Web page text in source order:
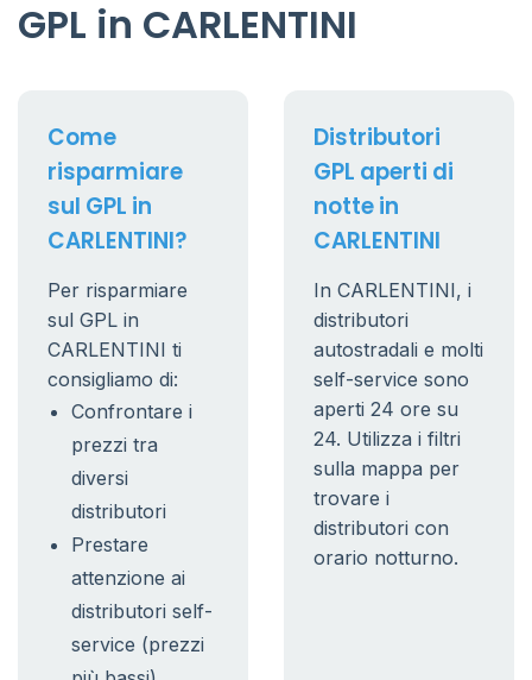
GPL in CARLENTINI
Come
risparmiare
sul GPL in
CARLENTINI?
Per risparmiare
sul GPL in
CARLENTINI ti
consigliamo di:
Confrontare i
prezzi tra
diversi
distributori
Prestare
attenzione ai
distributori self-
service (prezzi
Distributori
GPL aperti di
notte in
CARLENTINI
In CARLENTINI, i
distributori
autostradali e molti
self-service sono
aperti 24 ore su
24. Utilizza i filtri
sulla mappa per
trovare i
distributori con
orario notturno.